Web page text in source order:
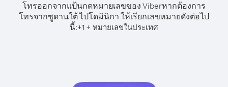
โทรออกจากแป้นกดหมายเลขของ Viberหากต้องการ
โทรจากซูดานใต้ ไปโดมินิกา ให้เรียกเลขหมายดังต่อไป
นี้:+1 + หมายเลขในประเทศ